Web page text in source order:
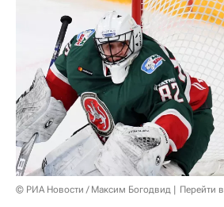
© РИА Новости / Максим Богодвид Перейти